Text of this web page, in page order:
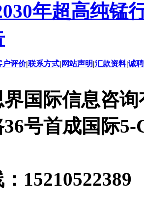
年超高纯锰
户评价|联系方式| 网站声明|汇款资料|诚
界国际信息咨
36号首成国际